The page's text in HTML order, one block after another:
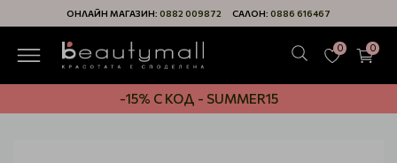
ОНЛАЙН МАГАЗИН: 0882 009872 САЛОН: 0886 616467
0 0
-15% С КОД - SUMMER15